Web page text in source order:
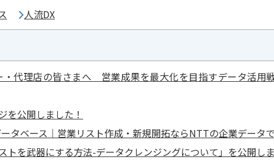
人流DX
・代理店の皆さまへ 営業成果を最大化を目指すデータ活用
を公開しました！
タベース｜営業リスト作成・新規開拓ならNTTの企業データ
トを武器にする方法-データクレンジングについて」を公開し